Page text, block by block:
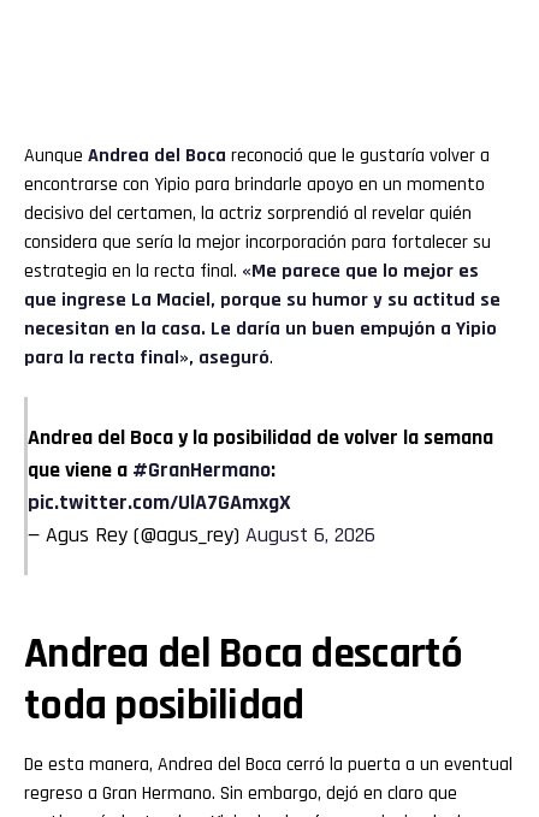
Aunque Andrea del Boca reconoció que le gustaría volver a
encontrarse con Yipio para brindarle apoyo en un momento
decisivo del certamen, la actriz sorprendió al revelar quién
considera que sería la mejor incorporación para fortalecer su
estrategia en la recta final. «Me parece que lo mejor es
que ingrese La Maciel, porque su humor y su actitud se
necesitan en la casa. Le daría un buen empujón a Yipio
para la recta final», aseguró.
Andrea del Boca y la posibilidad de volver la semana
que viene a #GranHermano:
pic.twitter.com/UlA7GAmxgX
— Agus Rey (@agus_rey) August 6, 2026
Andrea del Boca descartó
toda posibilidad
De esta manera, Andrea del Boca cerró la puerta a un eventual
regreso a Gran Hermano. Sin embargo, dejó en claro que